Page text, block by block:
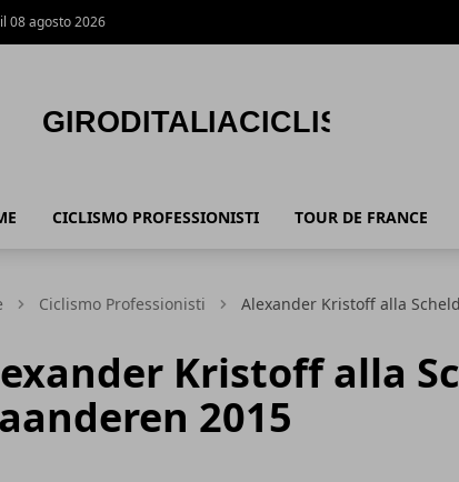
08 agosto 2026
CICLISMO PROFESSIONISTI TOUR DE FRANCE
Ciclismo Professionisti Alexander Kristoff alla
Kristoff alla
2015